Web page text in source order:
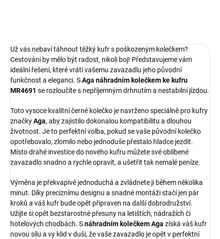
Už vás nebaví táhnout těžký kufr s poškozeným kolečkem?
Cestování by mělo být radost, nikoli boj! Představujeme vám
ideální řešení, které vrátí vašemu zavazadlu jeho původní
funkčnost a eleganci. SAga náhradním kolečkem ke kufru
MR4691 se rozloučíte s nepříjemným drhnutím a nestabilní jízdou.
Toto vysoce kvalitní černé kolečko je navrženo speciálně pro kufry
značkyAga, aby zajistilo dokonalou kompatibilitu a dlouhou
životnost. Je to perfektní volba, pokud se vaše původní kolečko
opotřebovalo, zlomilo nebo jednoduše přestalo hladce jezdit.
Místo drahé investice do nového kufru můžete své oblíbené
zavazadlo snadno a rychle opravit, a ušetřit tak nemalé peníze.
Výměna je překvapivě jednoduchá a zvládnete ji během několika
minut. Díky preciznímu designu a snadné montáži stačí jen pár
kroků a váš kufr bude opět připraven na další dobrodružství.
Užijte si opět bezstarostné přesuny na letištích, nádražích či
hotelových chodbách. Snáhradním kolečkem Aga získá váš kufr
novou sílu a vy klid v duši, že vaše zavazadlo je opět v perfektní